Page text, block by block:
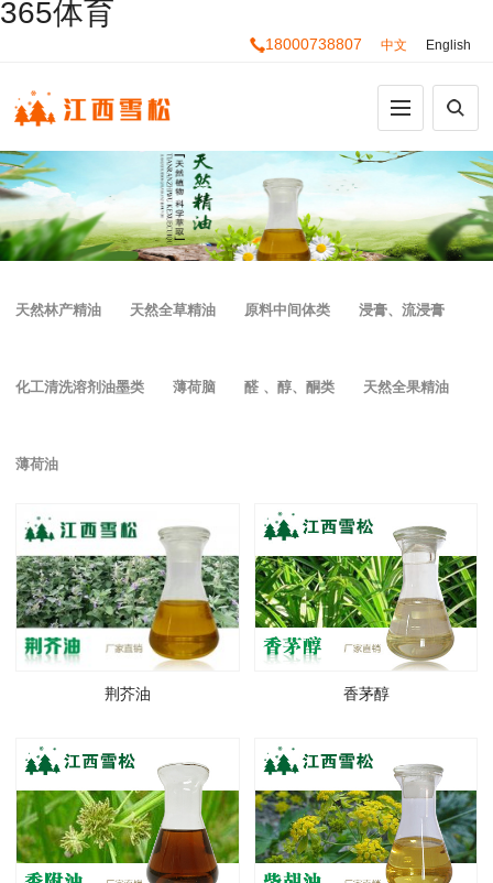
365体育
18000738807 中文 English
天然林产精油 天然全草精油 原料中间体类 浸膏、流浸膏
化工清洗溶剂油墨类 薄荷脑 醛 、醇、酮类 天然全果精油
薄荷油
荆芥油 香茅醇